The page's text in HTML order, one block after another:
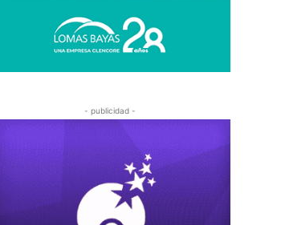
- publicidad -